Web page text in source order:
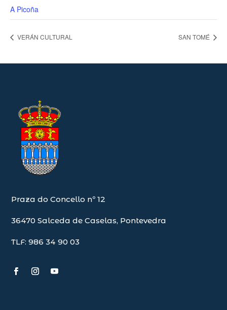
A Picoña
VERÁN CULTURAL SAN TOMÉ
Praza do Concello nº 12
36470 Salceda de Caselas, Pontevedra
TLF: 986 34 90 03